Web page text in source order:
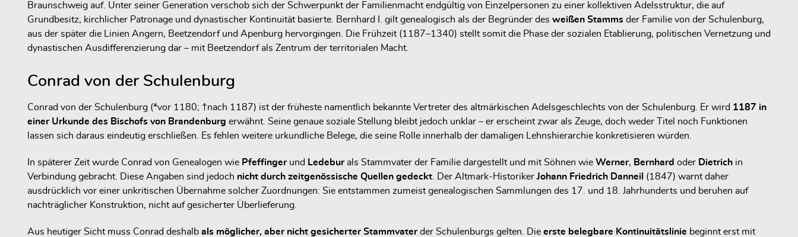
Braunschweig auf. Unter seiner Generation verschob sich der Schwerpunkt der Familienmacht endgültig von Einzelpersonen zu einer kollektiven Adelsstruktur, die auf
Grundbesitz, kirchlicher Patronage und dynastischer Kontinuität basierte. Bernhard I. gilt genealogisch als der Begründer des weißen Stamms der Familie von der Schulenburg,
aus der später die Linien Angern, Beetzendorf und Apenburg hervorgingen. Die Frühzeit (1187–1340) stellt somit die Phase der sozialen Etablierung, politischen Vernetzung und
dynastischen Ausdifferenzierung dar – mit Beetzendorf als Zentrum der territorialen Macht.
Conrad von der Schulenburg
Conrad von der Schulenburg (*vor 1180; †nach 1187) ist der früheste namentlich bekannte Vertreter des altmärkischen Adelsgeschlechts von der Schulenburg. Er wird 1187 in
einer Urkunde des Bischofs von Brandenburg erwähnt. Seine genaue soziale Stellung bleibt jedoch unklar – er erscheint zwar als Zeuge, doch weder Titel noch Funktionen
lassen sich daraus eindeutig erschließen. Es fehlen weitere urkundliche Belege, die seine Rolle innerhalb der damaligen Lehnshierarchie konkretisieren würden.
In späterer Zeit wurde Conrad von Genealogen wie Pfeffingerund Ledeburals Stammvater der Familie dargestellt und mit Söhnen wie Werner, Bernhard oder Dietrich in
Verbindung gebracht. Diese Angaben sind jedoch nicht durch zeitgenössische Quellen gedeckt . Der Altmark-Historiker Johann Friedrich Danneil
(1847) warnt daher
ausdrücklich vor einer unkritischen Übernahme solcher Zuordnungen: Sie entstammen zumeist genealogischen Sammlungen des 17. und 18. Jahrhunderts und beruhen auf
nachträglicher Konstruktion, nicht auf gesicherter Überlieferung.
Aus heutiger Sicht muss Conrad deshalb als möglicher, aber nicht gesicherter Stammvaterder Schulenburgs gelten. Die erste belegbare Kontinuitätslinie beginnt erst mit